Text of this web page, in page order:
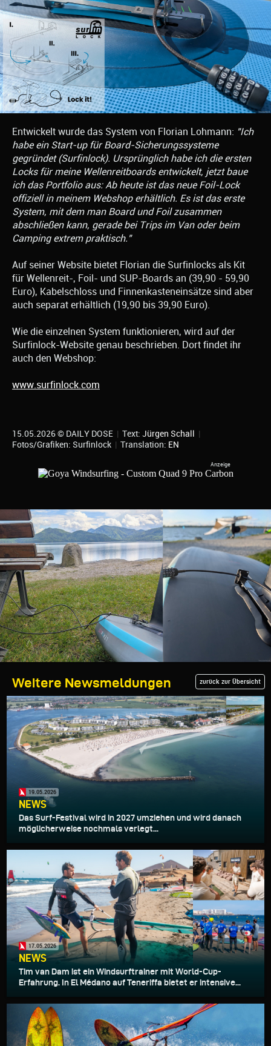
Entwickelt wurde das System von Florian Lohmann: "Ich
habe ein Start-up für Board-Sicherungssysteme
gegründet (Surfinlock). Ursprünglich habe ich die ersten
Locks für meine Wellenreitboards entwickelt, jetzt baue
ich das Portfolio aus: Ab heute ist das neue Foil-Lock
offiziell in meinem Webshop erhältlich. Es ist das erste
System, mit dem man Board und Foil zusammen
abschließen kann, gerade bei Trips im Van oder beim
Camping extrem praktisch."
Auf seiner Website bietet Florian die Surfinlocks als Kit
für Wellenreit-, Foil- und SUP-Boards an (39,90 - 59,90
Euro), Kabelschloss und Finnenkasteneinsätze sind aber
auch separat erhältlich (19,90 bis 39,90 Euro).
Wie die einzelnen System funktionieren, wird auf der
Surfinlock-Website genau beschrieben. Dort findet ihr
auch den Webshop:
www.surfinlock.com
15.05.2026 © DAILY DOSE | Text: Jürgen Schall |
Fotos/Grafiken: Surfinlock | Translation: EN
Weitere Newsmeldungen zurück zur Übersicht
19.05.2026
NEWS
Das Surf-Festival wird in 2027 umziehen und wird danach
möglicherweise nochmals verlegt...
17.05.2026
NEWS
Tim van Dam ist ein Windsurftrainer mit World-Cup-
Erfahrung. In El Médano auf Teneriffa bietet er intensive...